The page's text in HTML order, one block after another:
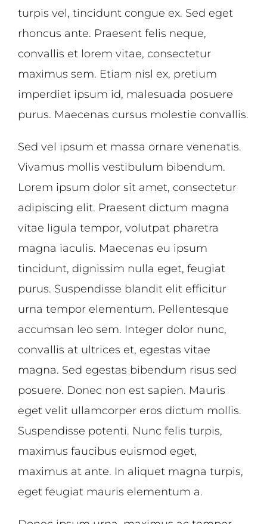
turpis vel, tincidunt congue ex. Sed eget
rhoncus ante. Praesent felis neque,
convallis et lorem vitae, consectetur
maximus sem. Etiam nisl ex, pretium
imperdiet ipsum id, malesuada posuere
purus. Maecenas cursus molestie convallis.
Sed vel ipsum et massa ornare venenatis.
Vivamus mollis vestibulum bibendum.
Lorem ipsum dolor sit amet, consectetur
adipiscing elit. Praesent dictum magna
vitae ligula tempor, volutpat pharetra
magna iaculis. Maecenas eu ipsum
tincidunt, dignissim nulla eget, feugiat
purus. Suspendisse blandit elit efficitur
urna tempor elementum. Pellentesque
accumsan leo sem. Integer dolor nunc,
convallis at ultrices et, egestas vitae
magna. Sed egestas bibendum risus sed
posuere. Donec non est sapien. Mauris
eget velit ullamcorper eros dictum mollis.
Suspendisse potenti. Nunc felis turpis,
maximus faucibus euismod eget,
maximus at ante. In aliquet magna turpis,
eget feugiat mauris elementum a.